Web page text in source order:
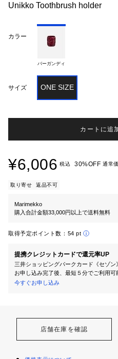
Unikko Toothbrush holder
カラー
バーガンディ
サイズ ONE SIZE
カートに追
¥6,006 税込 30%OFF 通常
取り寄せ 返品不可
Marimekko
購入合計金額33,000円以上で送料無料
取得予定ポイント数： 54 pt
提携クレジットカードで還元率UP
三井ショッピングパークカード《セゾン
お申し込み完了後、最短５分でご利用可
今すぐお申し込み
店舗在庫を確認